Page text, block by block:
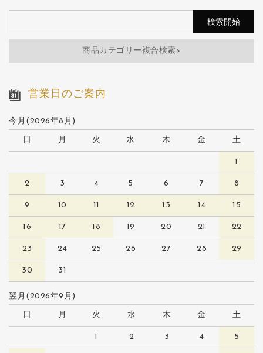
商品カテゴリー複合検索>
営業日のご案内
今月(2026年8月)
日 月 火 水 木 金 土
1
2 3 4 5 6 7 8
9 10 11 12 13 14 15
16 17 18 19 20 21 22
23 24 25 26 27 28 29
30 31
翌月(2026年9月)
日 月 火 水 木 金 土
1 2 3 4 5